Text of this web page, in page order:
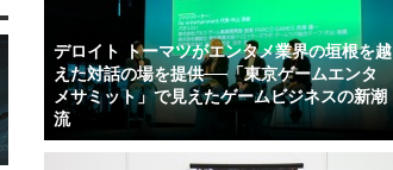
デロイト トーマツがエンタメ業界の垣根を越
えた対話の場を提供──「東京ゲームエンタ
メサミット」で見えたゲームビジネスの新潮
流